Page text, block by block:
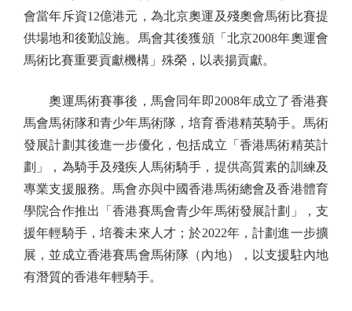
會當年斥資12億港元，為北京奧運及殘奧會馬術比賽提
供場地和後勤設施。馬會其後獲頒「北京2008年奧運會
馬術比賽重要貢獻機構」殊榮，以表揚貢獻。
奧運馬術賽事後，馬會同年即2008年成立了香港賽
馬會馬術隊和青少年馬術隊，培育香港精英騎手。馬術
發展計劃其後進一步優化，包括成立「香港馬術精英計
劃」，為騎手及殘疾人馬術騎手，提供高質素的訓練及
專業支援服務。馬會亦與中國香港馬術總會及香港體育
學院合作推出「香港賽馬會青少年馬術發展計劃」，支
援年輕騎手，培養未來人才；於2022年，計劃進一步擴
展，並成立香港賽馬會馬術隊（內地），以支援駐內地
有潛質的香港年輕騎手。